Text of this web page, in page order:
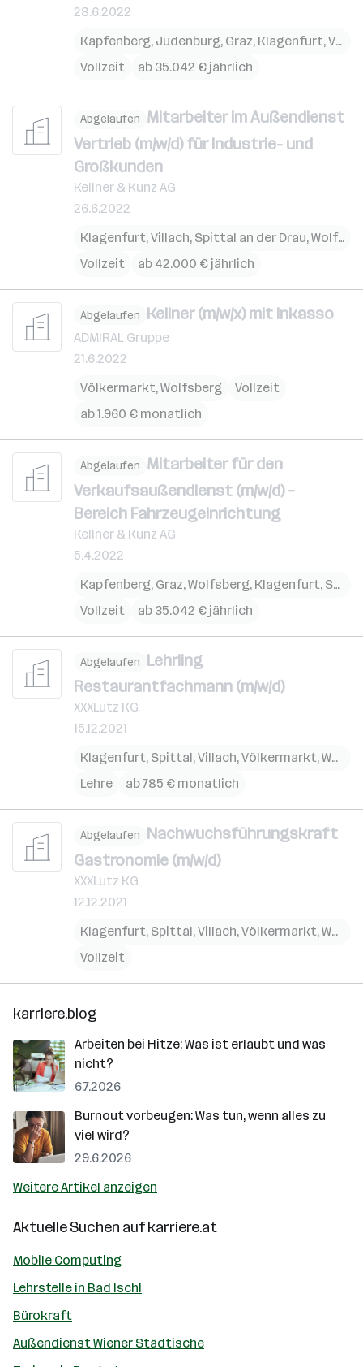
28.6.2022
Kapfenberg, Judenburg, Graz, Klagenfurt,Villach
Vollzeit
ab 35.042 € jährlich
Abgelaufen Mitarbeiter im Außendienst
Vertrieb (m/w/d) für Industrie- und
Großkunden
Kellner & Kunz AG
26.6.2022
Klagenfurt,Villach, Spittal an der Drau,Wolfsberg
Vollzeit
ab 42.000 € jährlich
Abgelaufen Kellner (m/w/x) mit Inkasso
ADMIRAL Gruppe
21.6.2022
Völkermarkt,Wolfsberg
Vollzeit
ab 1.960 € monatlich
Abgelaufen Mitarbeiter für den
Verkaufsaußendienst (m/w/d) –
Bereich Fahrzeugeinrichtung
Kellner & Kunz AG
5.4.2022
Kapfenberg, Graz,Wolfsberg, Klagenfurt, Spielberg
Vollzeit
ab 35.042 € jährlich
Abgelaufen Lehrling
Restaurantfachmann (m/w/d)
XXXLutz KG
15.12.2021
Klagenfurt, Spittal,Villach,Völkermarkt,Wolfsberg
Lehre
ab 785 € monatlich
Abgelaufen Nachwuchsführungskraft
Gastronomie (m/w/d)
XXXLutz KG
12.12.2021
Klagenfurt, Spittal,Villach,Völkermarkt,Wolfsberg
Vollzeit
karriere.blog
Arbeiten bei Hitze: Was ist erlaubt und was
nicht?
6.7.2026
Burnout vorbeugen: Was tun, wenn alles zu
viel wird?
29.6.2026
Weitere Artikel anzeigen
Aktuelle Suchen aufkarriere.at
Mobile Computing
Lehrstelle in Bad Ischl
Bürokraft
Außendienst Wiener Städtische